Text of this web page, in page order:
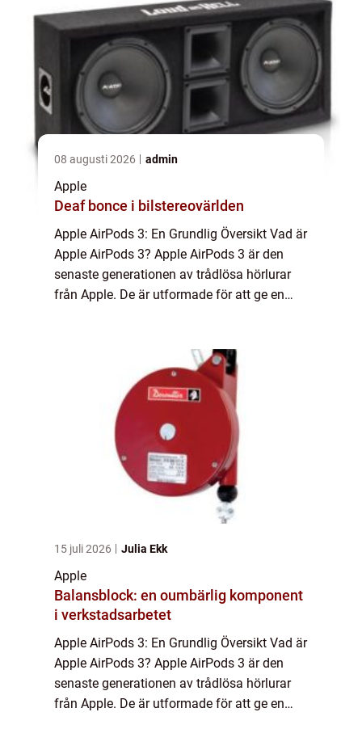
08 augusti 2026 admin
Apple
Deaf bonce i bilstereovärlden
Apple AirPods 3: En Grundlig Översikt Vad är
Apple AirPods 3? Apple AirPods 3 är den
senaste generationen av trådlösa hörlurar
från Apple. De är utformade för att ge en
15 juli 2026 Julia Ekk
Apple
Balansblock: en oumbärlig komponent
i verkstadsarbetet
Apple AirPods 3: En Grundlig Översikt Vad är
Apple AirPods 3? Apple AirPods 3 är den
senaste generationen av trådlösa hörlurar
från Apple. De är utformade för att ge en